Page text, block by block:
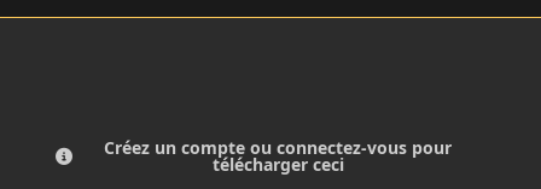
Créez un compte ou connectez-vous pour
télécharger ceci